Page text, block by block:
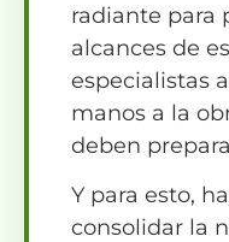
radiante para
alcances de
especialistas
manos a la
deben
Y para esto,
consolidar la